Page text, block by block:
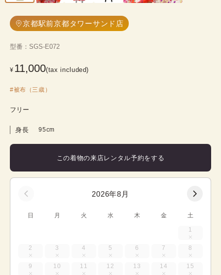
京都駅前京都タワーサンド店
型番 ： SGS-E072
¥ 11,000(tax included)
#被布（三歳）
フリー
身長 95cm
この着物の来店レンタル予約をする
2026年8月
日 月 火 水 木 金 土
1
2 3 4 5 6 7 8
9 10 11 12 13 14 15